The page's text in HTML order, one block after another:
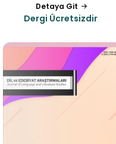
Detaya Git
Dergi Ücretsizdir